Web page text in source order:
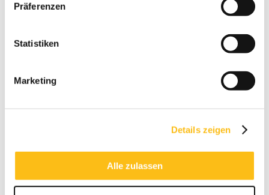
Präferenzen
Statistiken
Marketing
Details zeigen
Alle zulassen
Schulen & Kinder